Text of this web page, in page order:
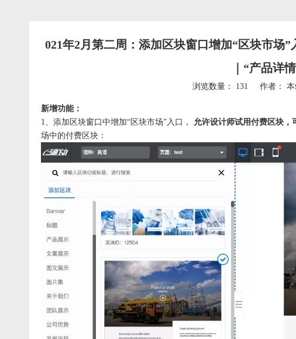
021年2月第二周：添加区块窗口增加“区块市场
｜“产品详
浏览数量： 131 作者： 本
["wechat","weibo","qzone","douban","email"]
新增功能：
1、添加区块窗口中增加“区块市场”入口， 允许设计师试用付费区块，
场中的付费区块：